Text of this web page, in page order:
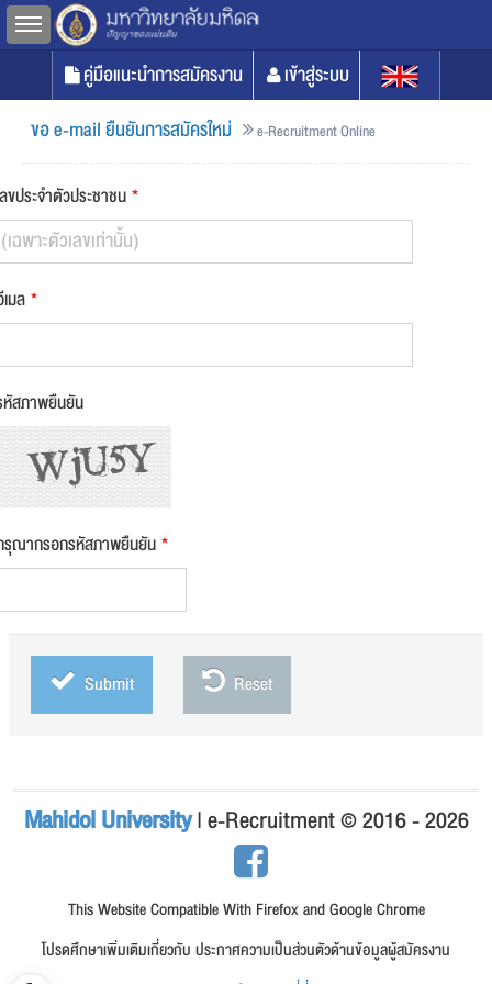
Toggle sidebar
คู่มือแนะนำการสมัครงาน
เข้าสู่ระบบ
ขอ e-mail ยืนยันการสมัครใหม่
e-Recruitment Online
ขประจำตัวประชาชน*
มล*
สภาพยืนยัน
ณากรอกรหัสภาพยืนยัน*
Submit Reset
Mahidol University| e-Recruitment © 2016 - 2026
This Website Compatible With Firefox and Google Chrome
โปรดศึกษาเพิ่มเติมเกี่ยวกับ ประกาศความเป็นส่วนตัวด้านข้อมูลผู้สมัครงาน